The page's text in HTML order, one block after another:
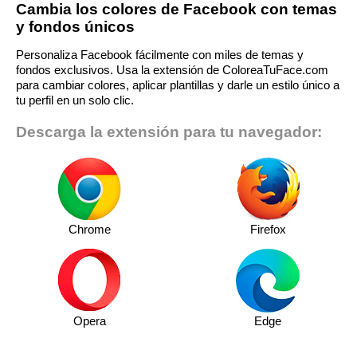
Cambia los colores de Facebook con temas
y fondos únicos
Personaliza Facebook fácilmente con miles de temas y
fondos exclusivos. Usa la extensión de ColoreaTuFace.com
para cambiar colores, aplicar plantillas y darle un estilo único a
tu perfil en un solo clic.
Descarga la extensión para tu navegador:
Chrome Firefox
Opera Edge